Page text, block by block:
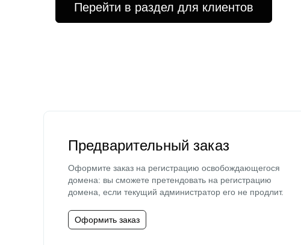
Перейти в раздел для клиентов
Предварительный заказ
Оформите заказ на регистрацию освобождающегося
домена: вы сможете претендовать на регистрацию
домена, если текущий администратор его не продлит.
Оформить заказ